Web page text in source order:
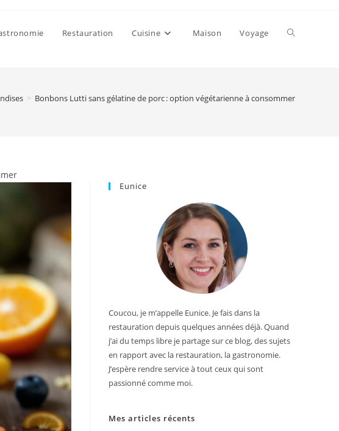
Restauration Cuisine Maison Voyage Toggle
> Bonbons Lutti sans gélatine de porc : option végétarienne à consommer
Eunice
Coucou, je m’appelle Eunice. Je fais dans la
restauration depuis quelques années déjà. Quand
j’ai du temps libre je partage sur ce blog, des sujets
en rapport avec la restauration, la gastronomie.
J’espère rendre service à tout ceux qui sont
passionné comme moi.
Mes articles récents